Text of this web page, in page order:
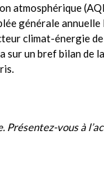
atmosphérique
générale
climat-énergie
sur un bref bilan de
Présentez-vous à